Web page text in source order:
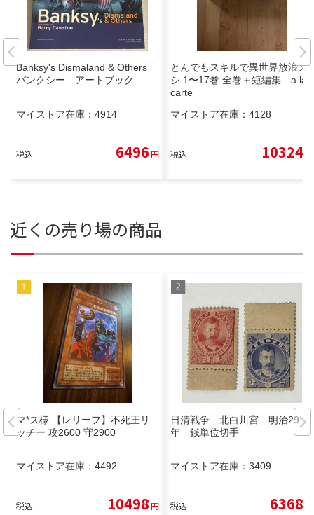
Banksy's Dismaland & Others
バンクシー アートブック
マイストア在庫： 4914
税込 6496円
とんでもスキルで異世界放浪メ
シ 1〜17巻 全巻＋短編集 a la
carte
マイストア在庫： 4128
税込 10324
近くの売り場の商品
マ*ス様 【レリーフ】不死王リ
ッチー 攻2600 守2900
マイストア在庫： 4492
税込 10498円
日清戦争 北白川宮 明治29
年 銭単位切手
マイストア在庫： 3409
税込 6368